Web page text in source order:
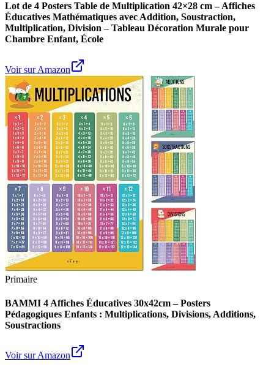
Lot de 4 Posters Table de Multiplication 42×28 cm – Affiches
Éducatives Mathématiques avec Addition, Soustraction,
Multiplication, Division – Tableau Décoration Murale pour
Chambre Enfant, École
Voir sur Amazon
Primaire
BAMMI 4 Affiches Éducatives 30x42cm – Posters
Pédagogiques Enfants : Multiplications, Divisions, Additions,
Soustractions
Voir sur Amazon